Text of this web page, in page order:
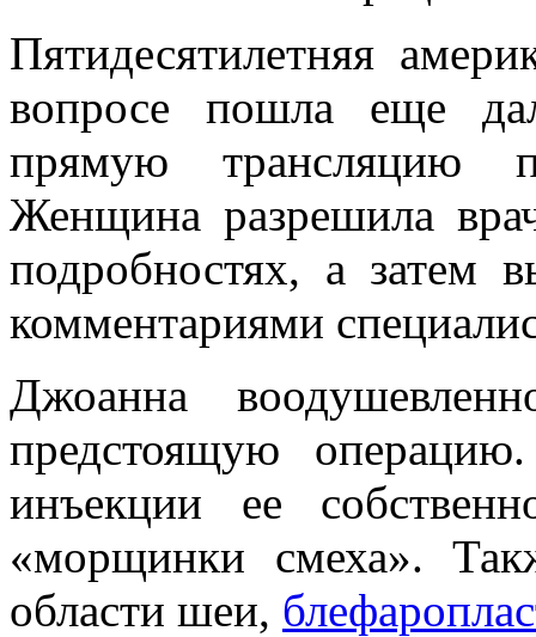
Пятидесятилетняя
вопросе пошла еще
прямую трансляцию
Женщина разрешила
подробностях, а затем
комментариями
Джоанна
предстоящую
инъекции ее
«морщинки смеха».
области шеи,